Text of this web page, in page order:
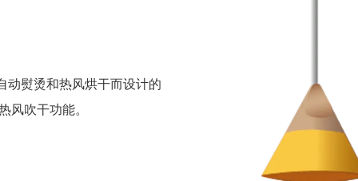
动熨烫和热风烘干而设计的
风吹干功能。